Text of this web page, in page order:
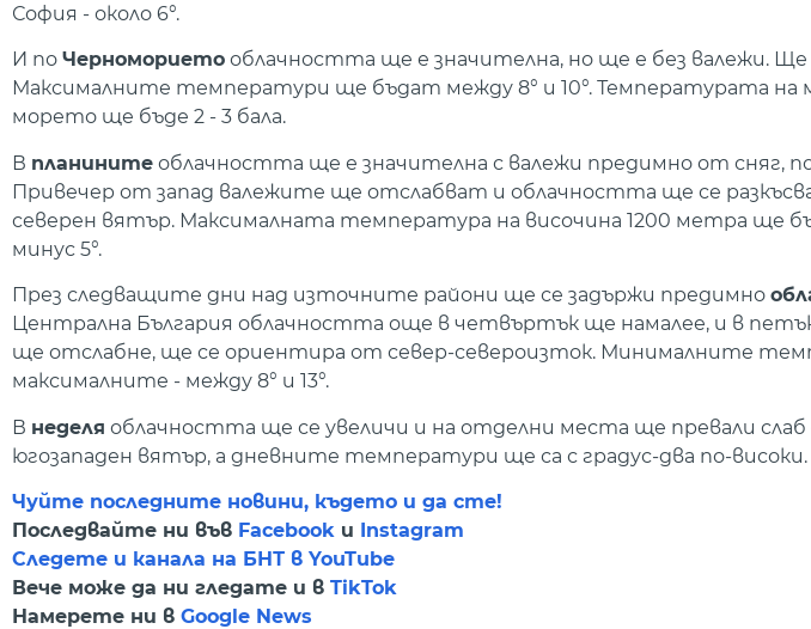
София - около 6°.
И по Черноморието облачността ще е значителна, но ще е без валежи. Ще
Максималните температури ще бъдат между 8° и 10°. Температурата на
морето ще бъде 2 - 3 бала.
В планините облачността ще е значителна с валежи предимно от сняг,
Привечер от запад валежите ще отслабват и облачността ще се
северен вятър. Максималната температура на височина 1200 метра ще
минус 5°.
През следващите дни над източните райони ще се задържи предимно
Централна България облачността още в четвъртък ще намалее, и в
ще отслабне, ще се ориентира от север-североизток. Минималните
максималните - между 8° и 13°.
В неделя облачността ще се увеличи и на отделни места ще превали
югозападен вятър, а дневните температури ще са с градус-два по-високи.
Чуйте последните новини, където и да сте!
Последвайте ни във Facebook и Instagram
Следете и канала на БНТ в YouTube
Вече може да ни гледате и в TikTok
Намерете ни в Google News